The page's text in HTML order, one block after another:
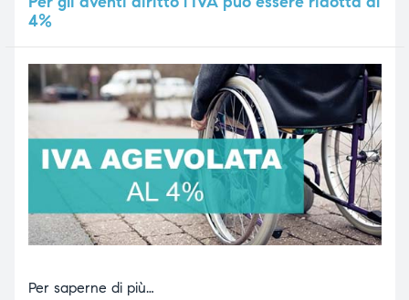
4%
Per saperne di più…